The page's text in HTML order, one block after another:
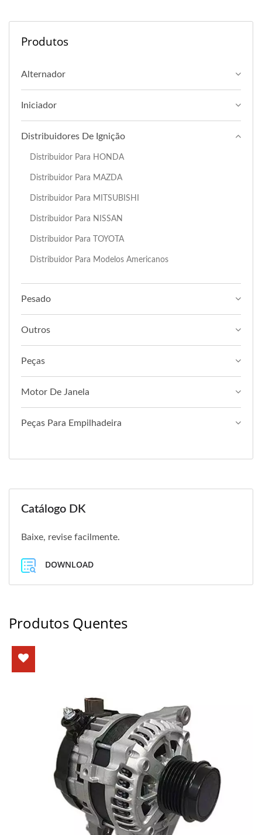
Produtos
Alternador
Iniciador
Distribuidores De Ignição
Distribuidor Para HONDA
Distribuidor Para MAZDA
Distribuidor Para MITSUBISHI
Distribuidor Para NISSAN
Distribuidor Para TOYOTA
Distribuidor Para Modelos Americanos
Pesado
Outros
Peças
Motor De Janela
Peças Para Empilhadeira
Catálogo DK
Baixe, revise facilmente.
DOWNLOAD
Produtos Quentes